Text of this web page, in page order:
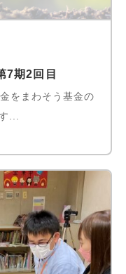
期2回目
をまわそう基金の
...